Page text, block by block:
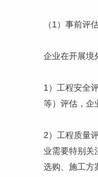
（1）事前评
企业在开展境
1）工程安全
等）评估，企
2）工程质量
业需要特别关
选购、施工方